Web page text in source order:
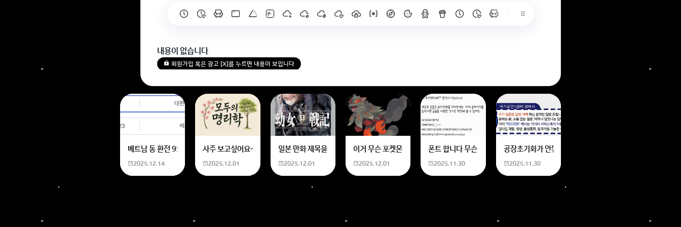
내용이 없습니다
회원가입 혹은 광고 [X]를 누르면 내용이 보입니다
베트남 동 환전 950,000원동 한화 계산할때0하나 빼고 나누기 2하면 되는거 아닌가요??제가 알고 있는거랑
2025.12.14
사주 보고싶어요~ 사주 보고 싶은데 어디서 봐야할 지모르겠어요여자 양력 2007 04 06
2025.12.01
일본 만화 제목을 찾습니다 - 비행 마법 저격 여자 기억하기로는 위의 내용에 있는 일본 만화 제목을 찾습니다. 만화의 내용은
2025.12.01
이거 무슨 포켓몬이에요? 신기하네요
2025.12.01
폰트 합니다 무슨 폰트인지 알려주세요
2025.11.30
공장초기화가 안됩니다 제가 볼륨 아래버튼이랑 전원버튼
2025.11.30